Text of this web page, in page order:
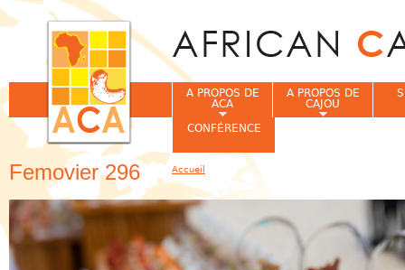
Femovier 296
A PROPOS DE
ACA
A PROPOS DE
CAJOU
CONFÉRENCE
Vous êtes ici
Accueil